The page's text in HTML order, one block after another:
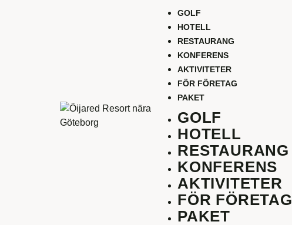
GOLF
HOTELL
RESTAURANG
KONFERENS
AKTIVITETER
FÖR FÖRETAG
PAKET
GOLF
HOTELL
RESTAURANG
KONFERENS
AKTIVITETER
FÖR FÖRETAG
PAKET